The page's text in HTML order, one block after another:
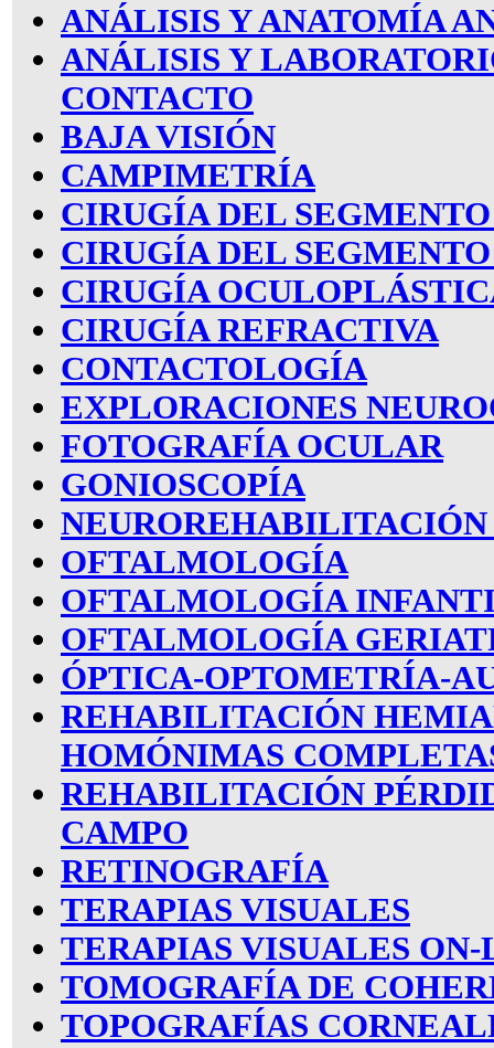
ANÁLISIS Y ANATOMÍA
ANÁLISIS Y
CONTACTO
BAJA VISIÓN
CAMPIMETRÍA
CIRUGÍA DEL
CIRUGÍA DEL
CIRUGÍA
CIRUGÍA REFRACTIVA
CONTACTOLOGÍA
EXPLORACIONES
FOTOGRAFÍA OCULAR
GONIOSCOPÍA
OFTALMOLOGÍA
OFTALMOLOGÍA
OFTALMOLOGÍA
ÓPTICA-OPTOMETRÍA-
REHABILITACIÓN
HOMÓNIMAS
REHABILITACIÓN
CAMPO
RETINOGRAFÍA
TERAPIAS VISUALES
TERAPIAS VISUALES
TOMOGRAFÍA DE
TOPOGRAFÍAS